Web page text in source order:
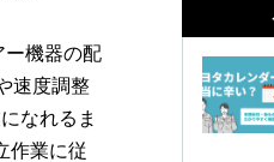
ー機器の配
速度調整
なれるま
作業に従